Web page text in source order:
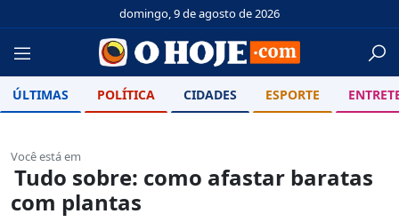
domingo, 9 de agosto de 2026
ÚLTIMAS POLÍTICA CIDADES ESPORTE
Você está em
Tudo sobre: como afastar baratas
com plantas